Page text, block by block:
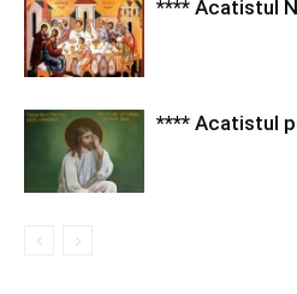
**** Acatistul
**** Acatistul